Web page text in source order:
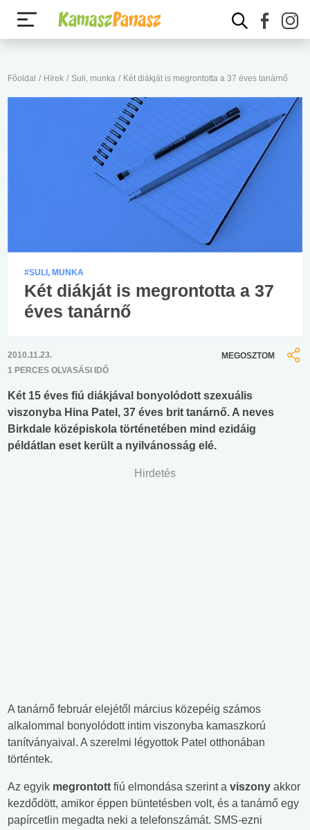
Főoldal / Hírek / Suli, munka / Két diákját is megrontotta a 37 éves tanárnő
#SULI, MUNKA
Két diákját is megrontotta a 37
éves tanárnő
2010.11.23.
1 PERCES OLVASÁSI IDŐ
MEGOSZTOM
Két 15 éves fiú diákjával bonyolódott szexuális
viszonyba Hina Patel, 37 éves brit tanárnő. A neves
Birkdale középiskola történetében mind ezidáig
példátlan eset került a nyilvánosság elé.
Hirdetés
A tanárnő február elejétől március közepéig számos
alkalommal bonyolódott intim viszonyba kamaszkorú
tanítványaival. A szerelmi légyottok Patel otthonában
történtek.
Az egyik megrontott fiú elmondása szerint a viszony akkor
kezdődött, amikor éppen büntetésben volt, és a tanárnő egy
papírcetlin megadta neki a telefonszámát. SMS-ezni